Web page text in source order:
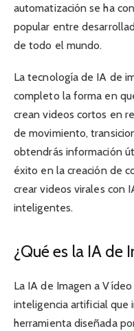
automatización se ha
popular entre
de todo el mundo.
La tecnología de IA de
completo la forma en
crean videos cortos en
de movimiento,
obtendrás información
éxito en la creación de
crear videos virales con
inteligentes.
¿Qué es la IA de
La IA de Imagen a
inteligencia artificial que
herramienta diseñada